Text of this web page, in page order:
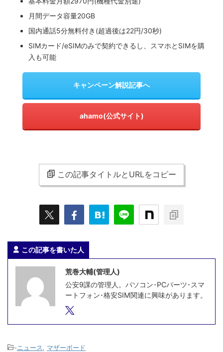
月間データ容量20GB
国内通話5分無料付き(超過後は22円/30秒)
SIMカード/eSIMのみで契約できるし、スマホとSIMを購
入も可能
キャンペーン解説記事へ
ahamo(公式サイト)
この記事タイトルとURLをコピー
この記事を書いた人
荒巻大輔(管理人)
公安9課の管理人。パソコン･PCパーツ･スマ
ートフォン･格安SIM関連に興味があります。
-ニュース
マザーボード